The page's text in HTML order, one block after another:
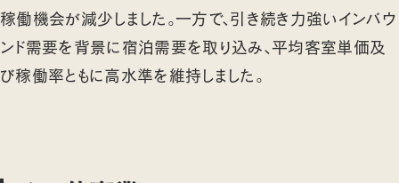
稼働機会が減少しました。一方で、引き続き力強いインバウ
ンド需要を背景に宿泊需要を取り込み、平均客室単価及
び稼働率ともに高水準を維持しました。